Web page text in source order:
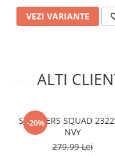
VEZI VARIANTE
ALTI
-20%
SKECHERS SQUAD
NVY
279,99 Lei